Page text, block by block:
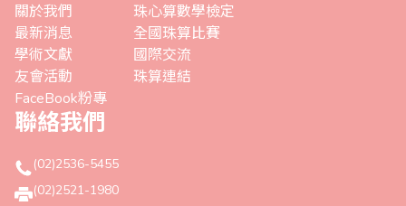
關於我們
最新消息
學術文獻
友會活動
FaceBook粉專
珠心算數學檢定
全國珠算比賽
國際交流
珠算連結
聯絡我們
(02)2536-5455
(02)2521-1980